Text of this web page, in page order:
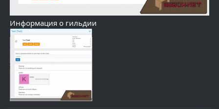
Информация о гильдии